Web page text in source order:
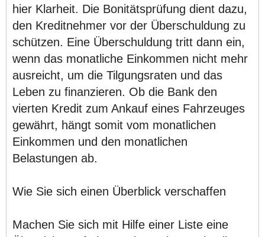
hier Klarheit. Die Bonitätsprüfung dient dazu,
den Kreditnehmer vor der Überschuldung zu
schützen. Eine Überschuldung tritt dann ein,
wenn das monatliche Einkommen nicht mehr
ausreicht, um die Tilgungsraten und das
Leben zu finanzieren. Ob die Bank den
vierten Kredit zum Ankauf eines Fahrzeuges
gewährt, hängt somit vom monatlichen
Einkommen und den monatlichen
Belastungen ab.
Wie Sie sich einen Überblick verschaffen
Machen Sie sich mit Hilfe einer Liste eine